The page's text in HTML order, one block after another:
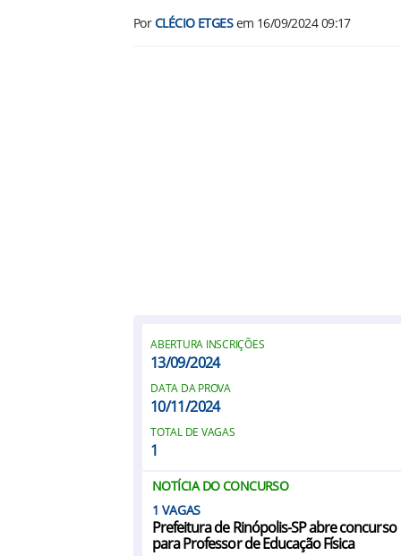
PorCLÉCIO ETGESem 16/09/2024 09:17
ABERTURA INSCRIÇÕES
13/09/2024
DATA DA PROVA
10/11/2024
TOTAL DE VAGAS
1
NOTÍCIA DO CONCURSO
1
Prefeitura de Rinópolis-SP abre concurso
para Professor de Educação Física